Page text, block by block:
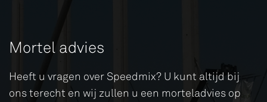
Mortel advies
Heeft u vragen over Speedmix? U kunt altijd bij
ons terecht en wij zullen u een morteladvies op